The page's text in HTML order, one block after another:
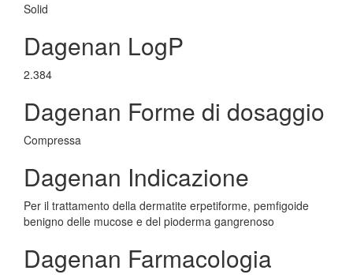
Solid
Dagenan LogP
2.384
Dagenan Forme di dosaggio
Compressa
Dagenan Indicazione
Per il trattamento della dermatite erpetiforme, pemfigoide
benigno delle mucose e del pioderma gangrenoso
Dagenan Farmacologia